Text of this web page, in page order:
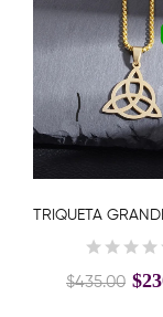
$435.00